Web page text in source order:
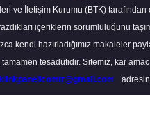
ve İletişim Kurumu (BTK)
içeriklerin sorumluluğunu
kendi hazırladığımız makaleler
tesadüfidir. Sitemiz, kar